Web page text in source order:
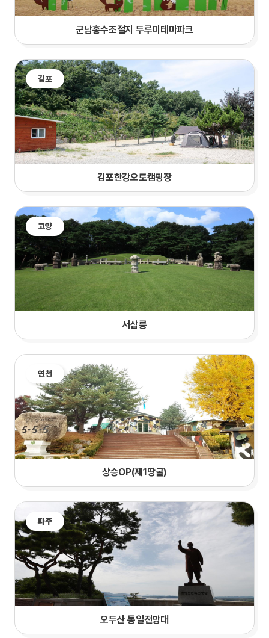
군남홍수조절지 두루미테마파크
김포
김포한강오토캠핑장
고양
서삼릉
연천
상승OP(제1땅굴)
파주
오두산 통일전망대